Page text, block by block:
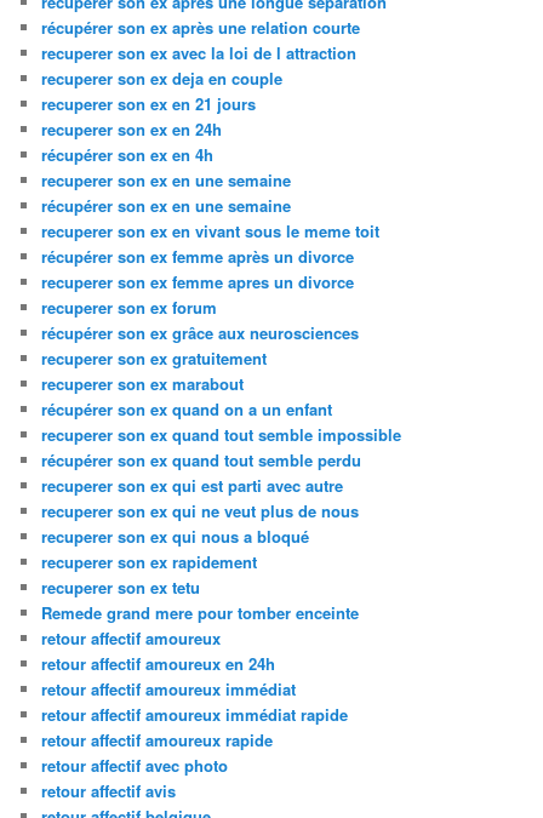
récupérer son ex après une relation courte
recuperer son ex avec la loi de l attraction
recuperer son ex deja en couple
recuperer son ex en 21 jours
recuperer son ex en 24h
récupérer son ex en 4h
recuperer son ex en une semaine
récupérer son ex en une semaine
recuperer son ex en vivant sous le meme toit
récupérer son ex femme après un divorce
recuperer son ex femme apres un divorce
recuperer son ex forum
récupérer son ex grâce aux neurosciences
recuperer son ex gratuitement
recuperer son ex marabout
récupérer son ex quand on a un enfant
recuperer son ex quand tout semble impossible
récupérer son ex quand tout semble perdu
recuperer son ex qui est parti avec autre
recuperer son ex qui ne veut plus de nous
recuperer son ex qui nous a bloqué
recuperer son ex rapidement
recuperer son ex tetu
Remede grand mere pour tomber enceinte
retour affectif amoureux
retour affectif amoureux en 24h
retour affectif amoureux immédiat
retour affectif amoureux immédiat rapide
retour affectif amoureux rapide
retour affectif avec photo
retour affectif avis